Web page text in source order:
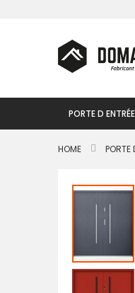
to
PORTE D ENTRÉE
HOME PORTE
Passer
galerie
d’images